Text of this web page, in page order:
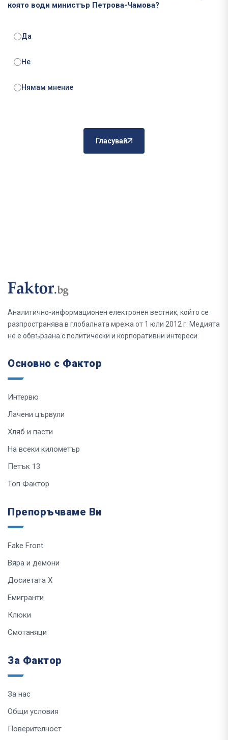
която води министър Петрова-Чамова?
Да
Не
Нямам мнение
Гласувай
Аналитично-информационен електронен вестник, който се
разпространява в глобалната мрежа от 1 юли 2012 г. Медията
не е обвързана с политически и корпоративни интереси.
Основно с Фактор
Интервю
Лачени цървули
Хляб и пасти
На всеки километър
Петък 13
Топ Фактор
Препоръчваме Ви
Fake Front
Вяра и демони
Досиетата Х
Емигранти
Клюки
Смотаняци
За Фактор
За нас
Общи условия
Поверителност